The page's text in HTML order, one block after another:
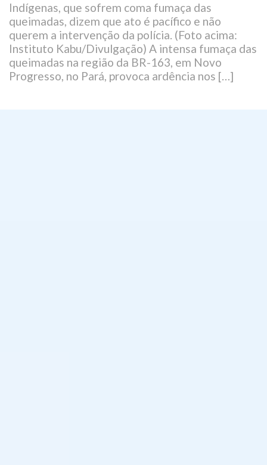
Indígenas, que sofrem coma fumaça das
queimadas, dizem que ato é pacífico e não
querem a intervenção da polícia. (Foto acima:
Instituto Kabu/Divulgação) A intensa fumaça das
queimadas na região da BR-163, em Novo
Progresso, no Pará, provoca ardência nos […]